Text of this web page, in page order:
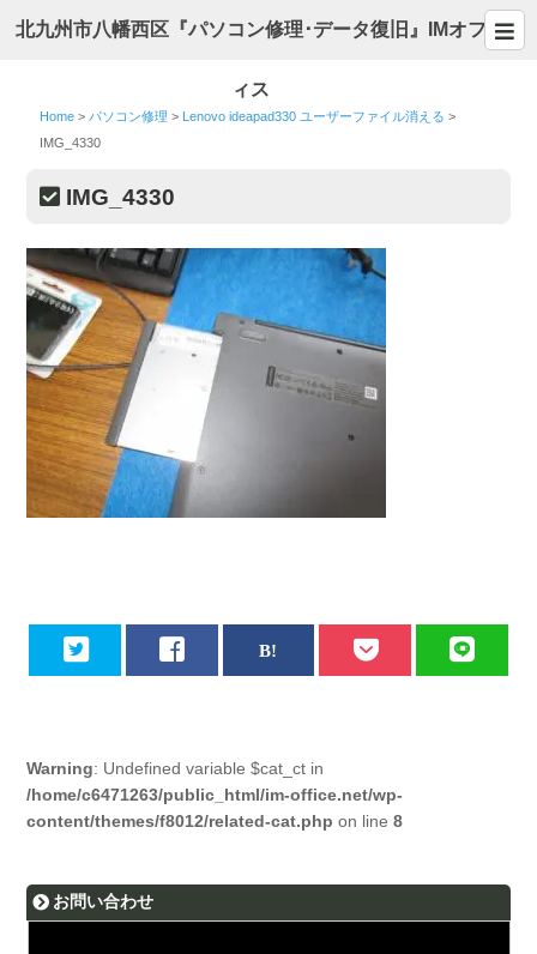
北九州市八幡西区『パソコン修理･データ復旧』IMオフ
ィス
Home > パソコン修理 > Lenovo ideapad330 ユーザーファイル消える >
IMG_4330
IMG_4330
Warning: Undefined variable $cat_ct in
/home/c6471263/public_html/im-office.net/wp-
content/themes/f8012/related-cat.php on line8
お問い合わせ